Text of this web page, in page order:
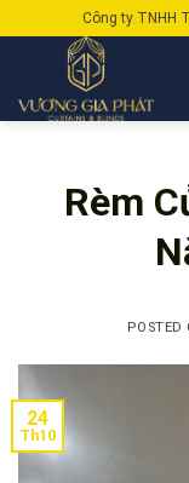
to
Công ty TNHH
Rèm
POSTED
24
Th10